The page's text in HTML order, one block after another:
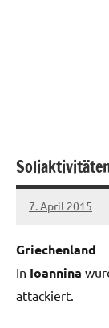
7. April 2015
admin
Griechenland
In Ioannina
attackiert.